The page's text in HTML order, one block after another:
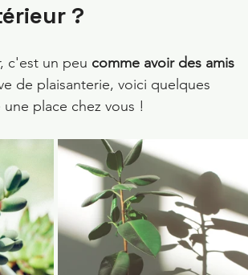
?
c'est un peu comme avoir des amis
de plaisanterie, voici quelques
place chez vous !